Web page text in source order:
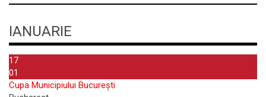
IANUARIE
17
01
Cupa Municipiului București